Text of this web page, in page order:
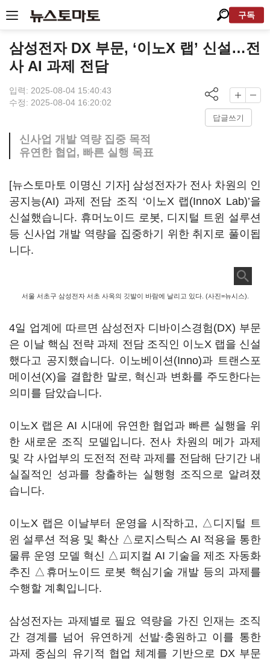
구독
삼성전자 DX 부문, ‘이노X 랩’ 신설…전
사 AI 과제 전담
입력: 2025-08-04 15:40:43
수정: 2025-08-04 16:20:02
답글쓰기
신사업 개발 역량 집중 목적
유연한 협업, 빠른 실행 목표
[뉴스토마토 이명신 기자] 삼성전자가 전사 차원의 인
공지능(AI) 과제 전담 조직 ‘이노X 랩(InnoX Lab)’을
신설했습니다. 휴머노이드 로봇, 디지털 트윈 설루션
등 신사업 개발 역량을 집중하기 위한 취지로 풀이됩
니다.
서울 서초구 삼성전자 서초 사옥의 깃발이 바람에 날리고 있다. (사진=뉴시스).
4일 업계에 따르면 삼성전자 디바이스경험(DX) 부문
은 이날 핵심 전략 과제 전담 조직인 이노X 랩을 신설
했다고 공지했습니다. 이노베이션(Inno)과 트랜스포
메이션(X)을 결합한 말로, 혁신과 변화를 주도한다는
의미를 담았습니다.
이노X 랩은 AI 시대에 유연한 협업과 빠른 실행을 위
한 새로운 조직 모델입니다. 전사 차원의 메가 과제
및 각 사업부의 도전적 전략 과제를 전담해 단기간 내
실질적인 성과를 창출하는 실행형 조직으로 알려졌
습니다.
이노X 랩은 이날부터 운영을 시작하고, △디지털 트
윈 설루션 적용 및 확산 △로지스틱스 AI 적용을 통한
물류 운영 모델 혁신 △피지컬 AI 기술을 제조 자동화
추진 △휴머노이드 로봇 핵심기술 개발 등의 과제를
수행할 계획입니다.
삼성전자는 과제별로 필요 역량을 가진 인재는 조직
간 경계를 넘어 유연하게 선발·충원하고 이를 통한
과제 중심의 유기적 협업 체계를 기반으로 DX 부문